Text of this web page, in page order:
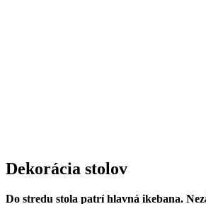
Dekorácia stolov
Do stredu stola patrí hlavná ikebana.